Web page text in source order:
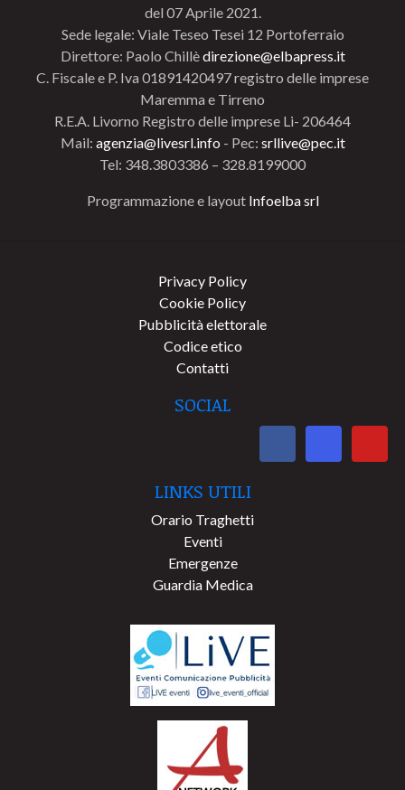
del 07 Aprile 2021.
Sede legale: Viale Teseo Tesei 12 Portoferraio
Direttore: Paolo Chillèdirezione@elbapress.it
C. Fiscale e P. Iva 01891420497 registro delle imprese
Maremma e Tirreno
R.E.A. Livorno Registro delle imprese Li- 206464
Mail: agenzia@livesrl.info - Pec: srllive@pec.it
Tel: 348.3803386 – 328.8199000
Programmazione e layout Infoelba srl
Privacy Policy
Cookie Policy
Pubblicità elettorale
Codice etico
Contatti
SOCIAL
LINKS UTILI
Orario Traghetti
Eventi
Emergenze
Guardia Medica